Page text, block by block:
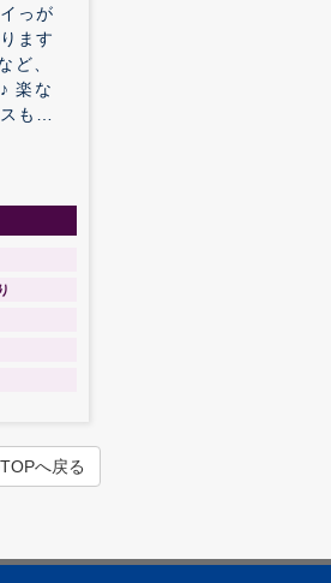
っが
ます
ど、
楽な
もウ
へ戻る